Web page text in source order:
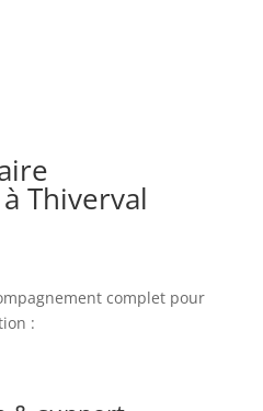
Thiverval
complet pour
: